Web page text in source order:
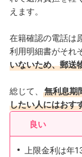
えます。
在籍確認の電話は
利用明細書がそれ
いないため、郵送
総じて、
無利息期
したい人にはおす
良い
上限金利は年